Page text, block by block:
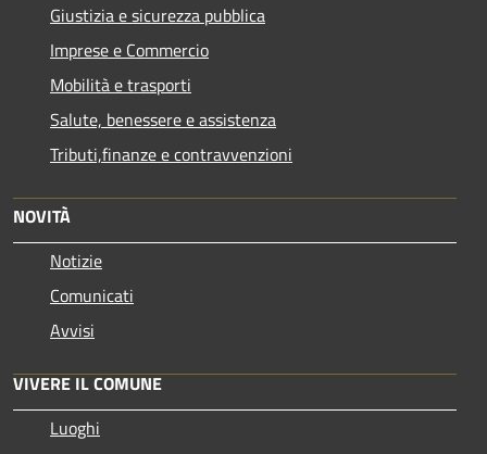
Giustizia e sicurezza pubblica
Imprese e Commercio
Mobilità e trasporti
Salute, benessere e assistenza
Tributi,finanze e contravvenzioni
NOVITÀ
Notizie
Comunicati
Avvisi
VIVERE IL COMUNE
Luoghi